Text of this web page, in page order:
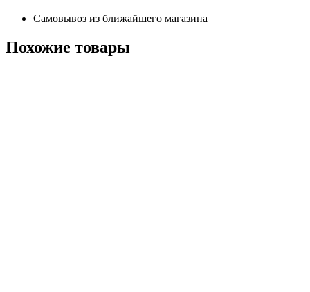
Самовывоз из ближайшего магазина
Похожие товары